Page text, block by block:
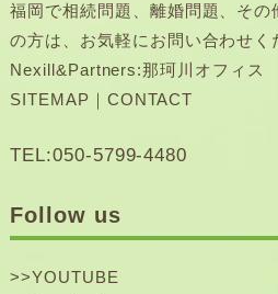
福岡で相続問題、離婚問題、その
の方は、お気軽にお問い合わせ
Nexill&Partners:那珂川オフィス
SITEMAP ｜ CONTACT
TEL:050-5799-4480
Follow us
>>YOUTUBE